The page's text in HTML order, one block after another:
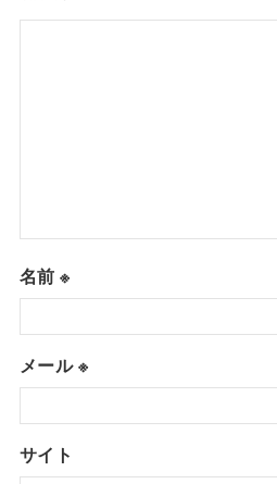
名前※
メール※
サイト